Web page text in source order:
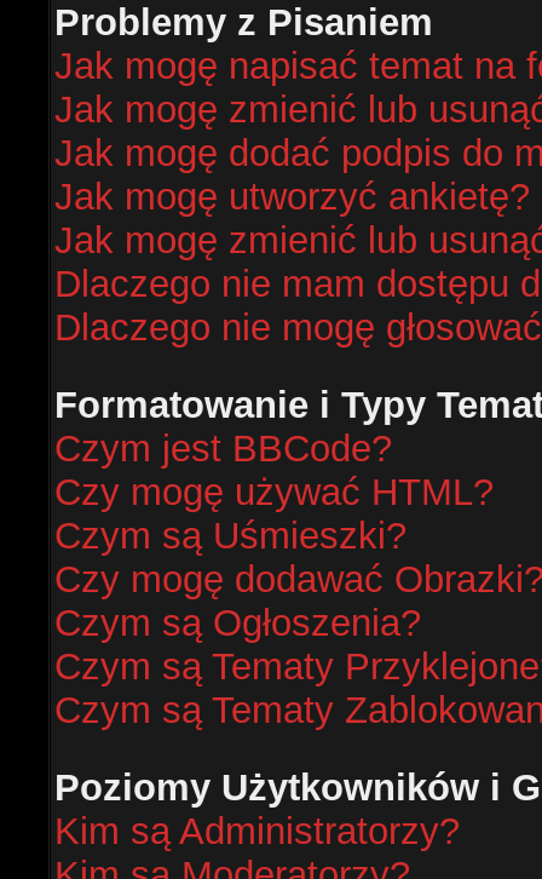
Problemy z Pisaniem
Jak mogę napisać temat na
Jak mogę zmienić lub
Jak mogę dodać podpis do
Jak mogę utworzyć ankietę?
Jak mogę zmienić lub
Dlaczego nie mam dostępu
Dlaczego nie mogę
Formatowanie i Typy
Czym jest BBCode?
Czy mogę używać HTML?
Czym są Uśmieszki?
Czy mogę dodawać
Czym są Ogłoszenia?
Czym są Tematy
Czym są Tematy
Poziomy Użytkowników i
Kim są Administratorzy?